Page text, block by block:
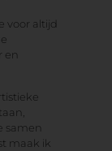
voor altijd
en
samen
maak ik